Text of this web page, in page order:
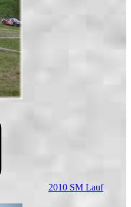
2010 SM Lauf